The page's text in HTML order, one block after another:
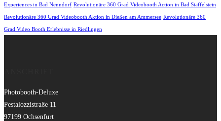
Experiences in Bad Nenndorf Revolutionäre 360 Grad Videobooth Action in Bad Staffelstein
Revolutionäre 360 Grad Videobooth Aktion in Dießen am Ammersee Revolutionäre 360
Grad Video Booth Erlebnisse in Riedlingen
Photobooth-Deluxe
Pestalozzistraße 11
97199 Ochsenfurt